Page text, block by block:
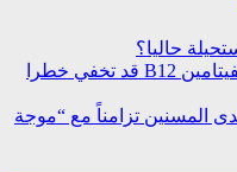
حاليا؟
دراسة: المستويات “الطبيعية” لفيتامين B12 قد تخفي خطرا
المسنين تزامناً مع “موجة